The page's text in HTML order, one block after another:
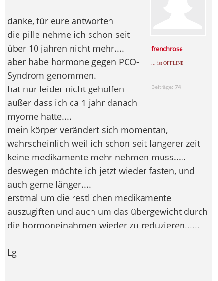
frenchrose
... ist OFFLINE
Beiträge:74
danke, für eure antworten
die pille nehme ich schon seit
über 10 jahren nicht mehr....
aber habe hormone gegen PCO-
Syndrom genommen.
hat nur leider nicht geholfen
außer dass ich ca 1 jahr danach
myome hatte....
mein körper verändert sich momentan,
wahrscheinlich weil ich schon seit längerer zeit
keine medikamente mehr nehmen muss.....
deswegen möchte ich jetzt wieder fasten, und
auch gerne länger....
erstmal um die restlichen medikamente
auszugiften und auch um das übergewicht durch
die hormoneinahmen wieder zu reduzieren......
Lg